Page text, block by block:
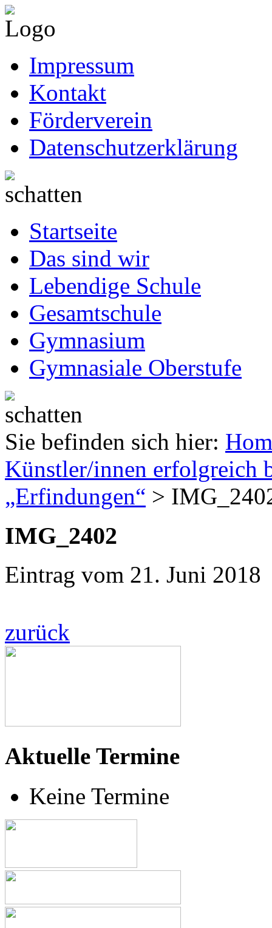
Impressum
Kontakt
Förderverein
Datenschutzerklärung
Startseite
Das sind wir
Lebendige Schule
Gesamtschule
Gymnasium
Gymnasiale Oberstufe
Sie befinden sich hier:
Künstler/innen erfolgreich
„Erfindungen“ >
IMG_2402
Eintrag vom 21. Juni 2018
zurück
Aktuelle Termine
Keine Termine